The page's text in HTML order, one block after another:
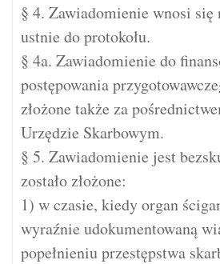
§ 4. Zawiadomienie wnosi się
ustnie do protokołu.
§ 4a. Zawiadomienie do
postępowania
złożone także za
Urzędzie Skarbowym.
§ 5. Zawiadomienie jest
zostało złożone:
1) w czasie, kiedy organ
wyraźnie udokumentowaną
popełnieniu przestępstwa